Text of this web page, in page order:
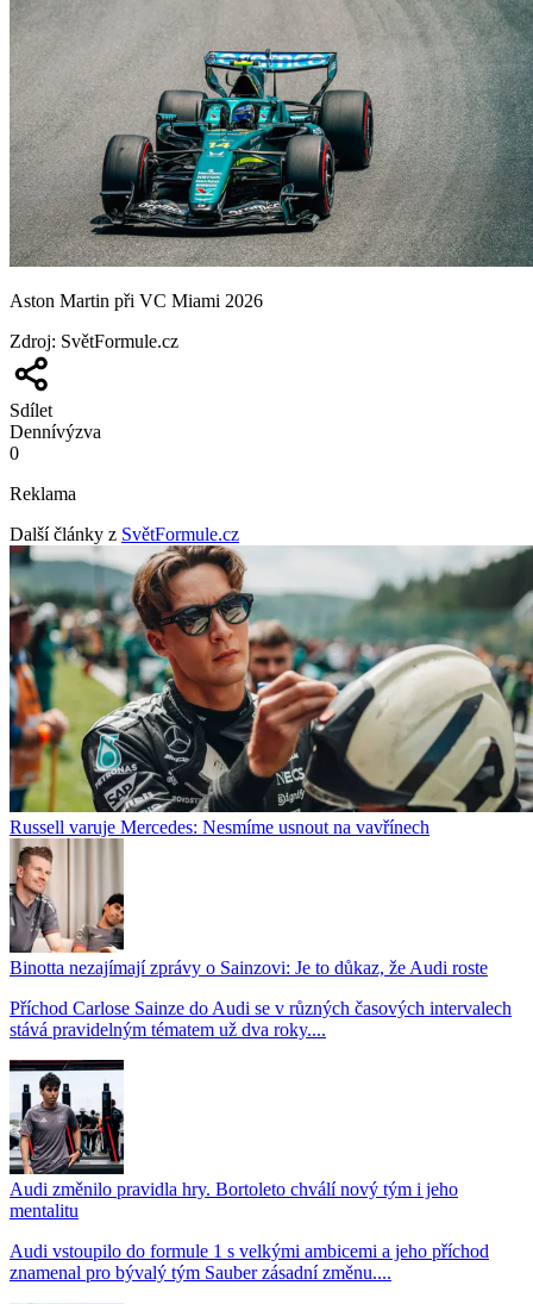
Aston Martin při VC Miami 2026
Zdroj: SvětFormule.cz
Sdílet
Dennívýzva
0
Reklama
Další články z SvětFormule.cz
Russell varuje Mercedes: Nesmíme usnout na vavřínech
Binotta nezajímají zprávy o Sainzovi: Je to důkaz, že Audi roste
Příchod Carlose Sainze do Audi se v různých časových intervalech
stává pravidelným tématem už dva roky....
Audi změnilo pravidla hry. Bortoleto chválí nový tým i jeho
mentalitu
Audi vstoupilo do formule 1 s velkými ambicemi a jeho příchod
znamenal pro bývalý tým Sauber zásadní změnu....